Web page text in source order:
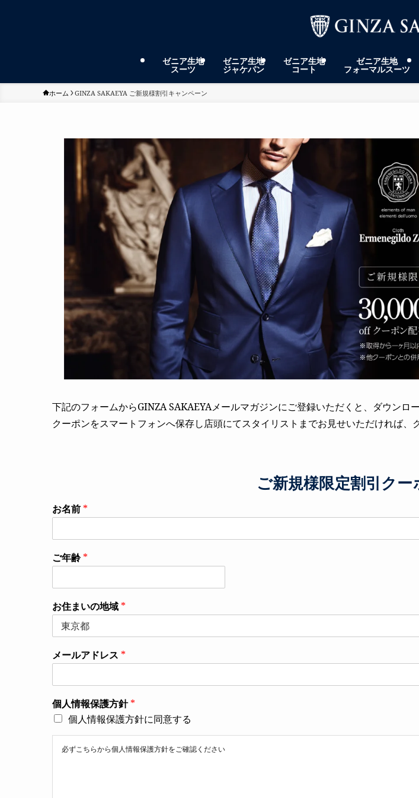
ゼニア生地
スーツ
ゼニア生地
ジャケパン
ゼニア生地
コート
ゼニア生地
フォーマルスーツ
ホーム GINZA SAKAEYA ご新規様割引キャンペーン
下記のフォームからGINZA SAKAEYAメールマガジンにご登録いただくと、ダウンロ
クーポンをスマートフォンへ保存し店頭にてスタイリストまでお見せいただければ、
ご新規様限定割引ク
お名前 *
ご年齢 *
*
個
人
情
報
保
方
針
*
お住まいの地域 *
メールアドレス *
個人情報保護方針*
個人情報保護方針に同意する
必ずこちらから個人情報保護方針をご確認ください